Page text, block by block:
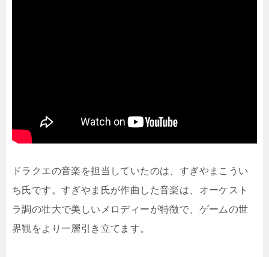
ドラクエの音楽を担当していたのは、すぎやまこうい
ち氏です。すぎやま氏が作曲した音楽は、オーケスト
ラ調の壮大で美しいメロディーが特徴で、ゲームの世
界観をより一層引き立てます。